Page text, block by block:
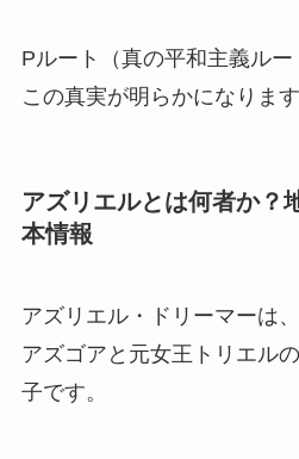
Pルート（真の平和主義ルー
この真実が明らかになります
アズリエルとは何者か？
本情報
アズリエル・ドリーマーは
アズゴアと元女王トリエル
子です。